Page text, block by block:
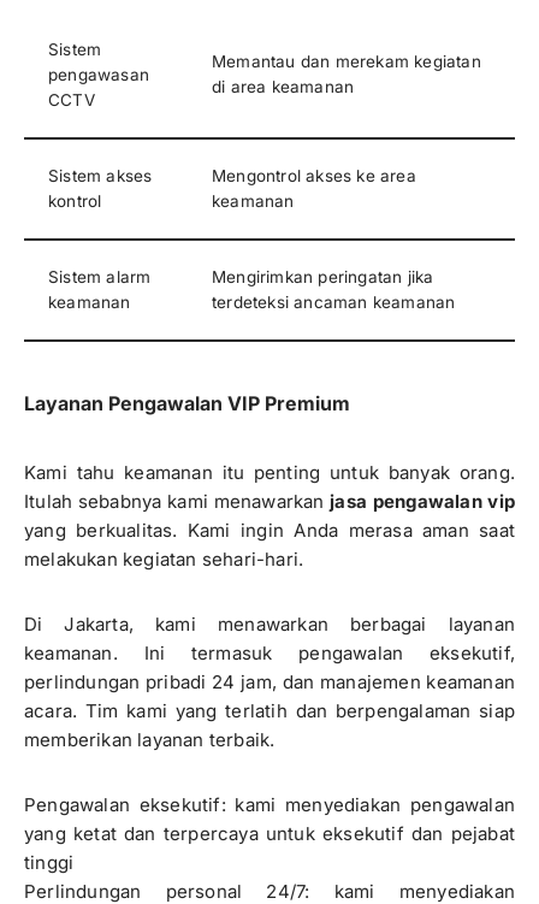
Sistem
pengawasan
CCTV
Memantau dan merekam kegiatan
di area keamanan
Sistem akses
kontrol
Mengontrol akses ke area
keamanan
Sistem alarm
keamanan
Mengirimkan peringatan jika
terdeteksi ancaman keamanan
Layanan Pengawalan VIP Premium
Kami tahu keamanan itu penting untuk banyak orang.
Itulah sebabnya kami menawarkanjasa pengawalan vip
yang berkualitas. Kami ingin Anda merasa aman saat
melakukan kegiatan sehari-hari.
Di Jakarta, kami menawarkan berbagai layanan
keamanan. Ini termasuk pengawalan eksekutif,
perlindungan pribadi 24 jam, dan manajemen keamanan
acara. Tim kami yang terlatih dan berpengalaman siap
memberikan layanan terbaik.
Pengawalan eksekutif: kami menyediakan pengawalan
yang ketat dan terpercaya untuk eksekutif dan pejabat
tinggi
Perlindungan personal 24/7: kami menyediakan